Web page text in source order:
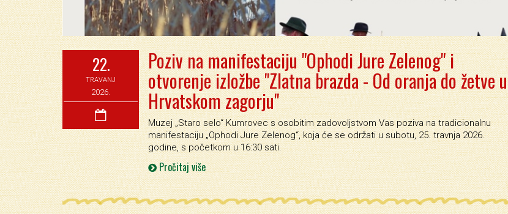
22.
TRAVANJ
2026.
Poziv na manifestaciju "Ophodi Jure Zelenog" i
otvorenje izložbe "Zlatna brazda - Od oranja do žetve u
Hrvatskom zagorju"
Muzej „Staro selo“ Kumrovec s osobitim zadovoljstvom Vas poziva na tradicionalnu
manifestaciju „Ophodi Jure Zelenog“, koja će se održati u subotu, 25. travnja 2026.
godine, s početkom u 16:30 sati.
Pročitaj više